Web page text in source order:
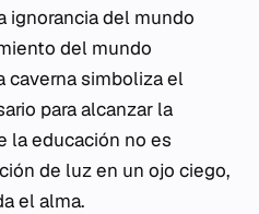
ignorancia del mundo
del mundo
caverna simboliza el
para alcanzar la
la educación no es
de luz en un ojo ciego,
el alma.